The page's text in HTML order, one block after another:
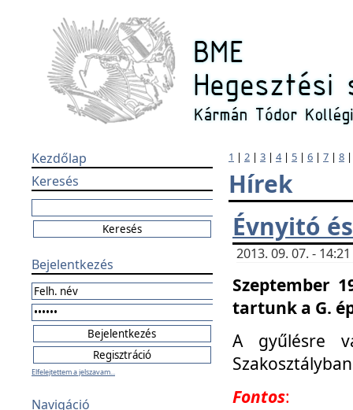
Kezdőlap
Keresés
Bejelentkezés
Elfelejtettem a jelszavam...
Navigáció
1 | 2 | 3 | 4| 5 | 6 | 7 | 8
Hírek
Évnyitó
2013. 09. 07. -
Szeptember
tartunk a G.
A gyűlésre
Fontos: